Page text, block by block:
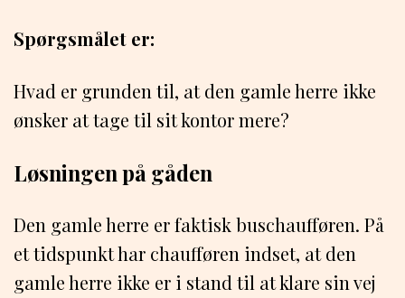
Spørgsmålet er:
Hvad er grunden til, at den gamle herre ikke
ønsker at tage til sit kontor mere?
Løsningen på gåden
Den gamle herre er faktisk buschaufføren. På
et tidspunkt har chaufføren indset, at den
gamle herre ikke er i stand til at klare sin vej